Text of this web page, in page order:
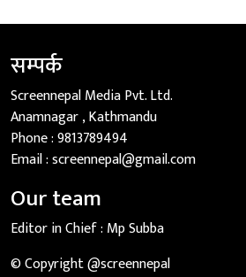
सम्पर्क
Screennepal Media Pvt. Ltd.
Anamnagar , Kathmandu
Phone :9813789494
Email :screennepal@gmail.com
Our team
Editor in Chief : Mp Subba
© Copyright @screennepal